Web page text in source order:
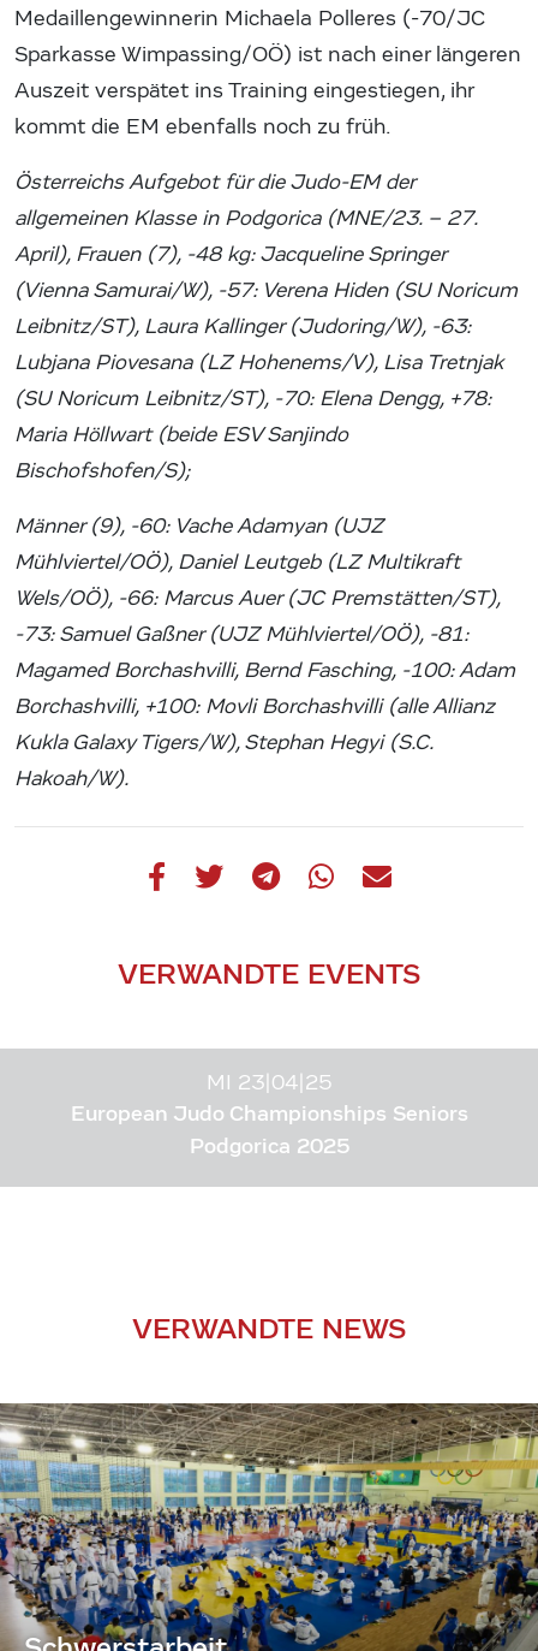
Medaillengewinnerin Michaela Polleres (-70/JC
Sparkasse Wimpassing/OÖ) ist nach einer längeren
Auszeit verspätet ins Training eingestiegen, ihr
kommt die EM ebenfalls noch zu früh.
Österreichs Aufgebot für die Judo-EM der
allgemeinen Klasse in Podgorica (MNE/23. – 27.
April), Frauen (7), -48 kg: Jacqueline Springer
(Vienna Samurai/W), -57: Verena Hiden (SU Noricum
Leibnitz/ST), Laura Kallinger (Judoring/W), -63:
Lubjana Piovesana (LZ Hohenems/V), Lisa Tretnjak
(SU Noricum Leibnitz/ST), -70: Elena Dengg, +78:
Maria Höllwart (beide ESV Sanjindo
Bischofshofen/S);
Männer (9), -60: Vache Adamyan (UJZ
Mühlviertel/OÖ), Daniel Leutgeb (LZ Multikraft
Wels/OÖ), -66: Marcus Auer (JC Premstätten/ST),
-73: Samuel Gaßner (UJZ Mühlviertel/OÖ), -81:
Magamed Borchashvilli, Bernd Fasching, -100: Adam
Borchashvilli, +100: Movli Borchashvilli (alle Allianz
Kukla Galaxy Tigers/W), Stephan Hegyi (S.C.
Hakoah/W).
VERWANDTE EVENTS
MI 23|04|25
European Judo Championships Seniors
Podgorica 2025
VERWANDTE NEWS